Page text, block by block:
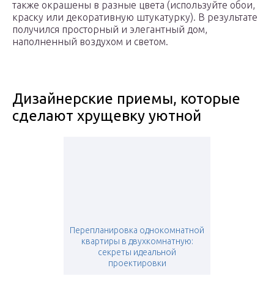
также окрашены в разные цвета (используйте обои,
краску или декоративную штукатурку). В результате
получился просторный и элегантный дом,
наполненный воздухом и светом.
Дизайнерские приемы, которые
сделают хрущевку уютной
Перепланировка однокомнатной
квартиры в двухкомнатную:
секреты идеальной
проектировки